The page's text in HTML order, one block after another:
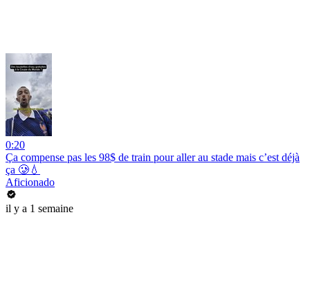
0:20
Ça compense pas les 98$ de train pour aller au stade mais c’est déjà
ça 🥲💧
Aficionado
il y a 1 semaine